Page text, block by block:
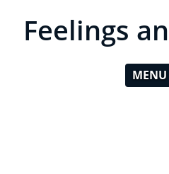
Feelings
MENU